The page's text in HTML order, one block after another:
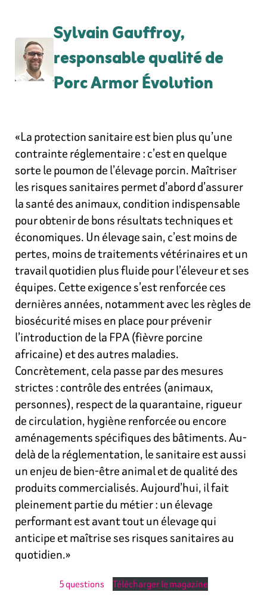
Sylvain Gauffroy,
responsable qualité de
Porc Armor Évolution
«La protection sanitaire est bien plus qu’une
contrainte réglementaire : c’est en quelque
sorte le poumon de l’élevage porcin. Maîtriser
les risques sanitaires permet d’abord d’assurer
la santé des animaux, condition indispensable
pour obtenir de bons résultats techniques et
économiques. Un élevage sain, c’est moins de
pertes, moins de traitements vétérinaires et un
travail quotidien plus fluide pour l’éleveur et ses
équipes. Cette exigence s’est renforcée ces
dernières années, notamment avec les règles de
biosécurité mises en place pour prévenir
l’introduction de la FPA (fièvre porcine
africaine) et des autres maladies.
Concrètement, cela passe par des mesures
strictes : contrôle des entrées (animaux,
personnes), respect de la quarantaine, rigueur
de circulation, hygiène renforcée ou encore
aménagements spécifiques des bâtiments. Au-
delà de la réglementation, le sanitaire est aussi
un enjeu de bien-être animal et de qualité des
produits commercialisés. Aujourd’hui, il fait
pleinement partie du métier : un élevage
performant est avant tout un élevage qui
anticipe et maîtrise ses risques sanitaires au
quotidien.»
5 questions Télécharger le magazine